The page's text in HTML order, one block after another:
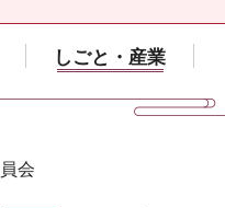
しごと・産業
会